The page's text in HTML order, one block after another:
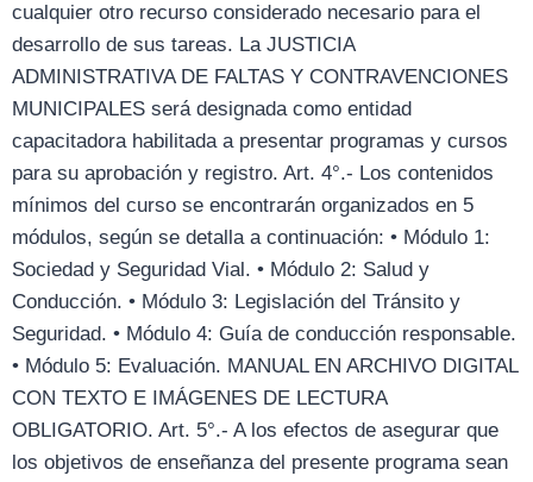
cualquier otro recurso considerado necesario para el
desarrollo de sus tareas. La JUSTICIA
ADMINISTRATIVA DE FALTAS Y CONTRAVENCIONES
MUNICIPALES será designada como entidad
capacitadora habilitada a presentar programas y cursos
para su aprobación y registro. Art. 4°.- Los contenidos
mínimos del curso se encontrarán organizados en 5
módulos, según se detalla a continuación: • Módulo 1:
Sociedad y Seguridad Vial. • Módulo 2: Salud y
Conducción. • Módulo 3: Legislación del Tránsito y
Seguridad. • Módulo 4: Guía de conducción responsable.
• Módulo 5: Evaluación. MANUAL EN ARCHIVO DIGITAL
CON TEXTO E IMÁGENES DE LECTURA
OBLIGATORIO. Art. 5°.- A los efectos de asegurar que
los objetivos de enseñanza del presente programa sean